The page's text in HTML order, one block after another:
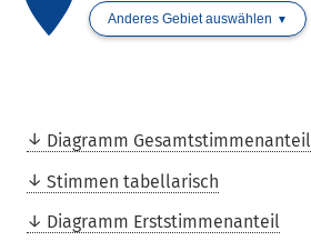
Anderes Gebiet auswählen
Diagramm Gesamtstimmenanteil
Stimmen tabellarisch
Diagramm Erststimmenanteil